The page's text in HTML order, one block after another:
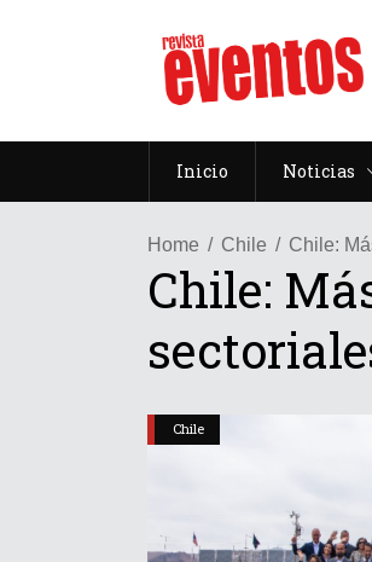
Inicio Noticias
Home Chile Chile:
Chile:
Chile